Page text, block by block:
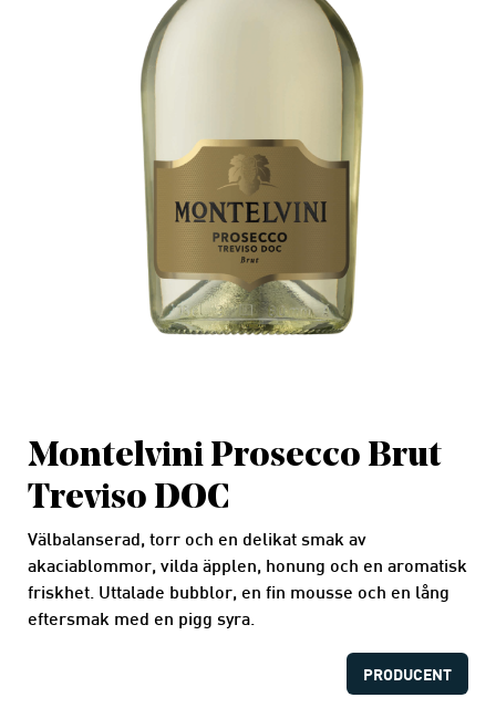
Montelvini Prosecco Brut
Treviso DOC
Välbalanserad, torr och en delikat smak av
akaciablommor, vilda äpplen, honung och en aromatisk
friskhet. Uttalade bubblor, en fin mousse och en lång
eftersmak med en pigg syra.
PRODUCENT